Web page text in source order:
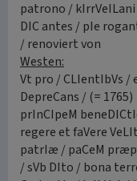
patrono /
DIC antes / pIe
/ renoviert von
Westen:
Vt pro / CLIentIbVs /
DepreCans / (= 1765)
prInCIpeM
regere et faVere
patrIæ / paCeM
/ sVb DIto / bona